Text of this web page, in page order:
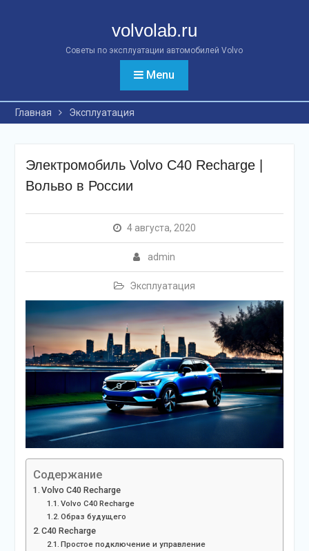
volvolab.ru
Советы по эксплуатации автомобилей Volvo
Menu
Главная Эксплуатация
Электромобиль Volvo C40 Recharge |
Вольво в России
4 августа, 2020
admin
Эксплуатация
Содержание
Volvo C40 Recharge
Volvo C40 Recharge
Образ будущего
C40 Recharge
Простое подключение и управление